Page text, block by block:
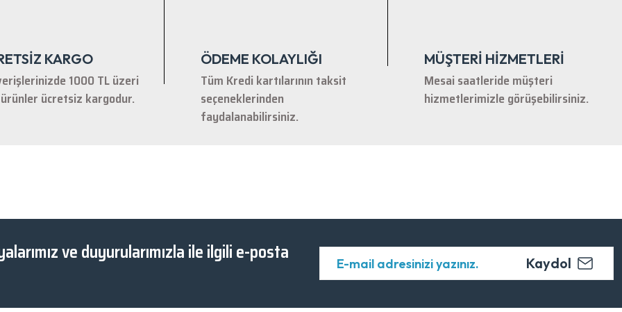
KARGO
1000 TL üzeri
ücretsiz kargodur.
ÖDEME KOLAYLIĞI
Tüm Kredi kartılarının taksit
seçeneklerinden
faydalanabilirsiniz.
MÜŞTERİ HİZMETLERİ
Mesai saatleride müşteri
hizmetlerimizle görüşebilirsiniz.
ve duyurularımızla ile ilgili e-posta
Kaydol